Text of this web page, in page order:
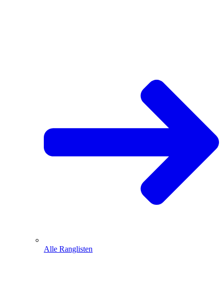
Alle Ranglisten